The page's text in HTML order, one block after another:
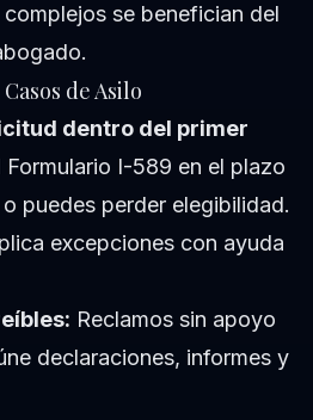
se benefician del
de Asilo
dentro del primer
Formulario I-589 en el plazo
puedes perder elegibilidad.
excepciones con ayuda
Reclamos sin apoyo
declaraciones, informes y